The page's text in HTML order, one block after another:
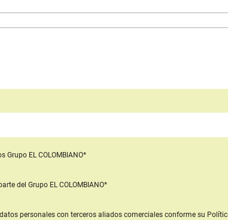
Grupo EL COLOMBIANO*
del Grupo EL COLOMBIANO*
personales con terceros aliados comercialesconforme su